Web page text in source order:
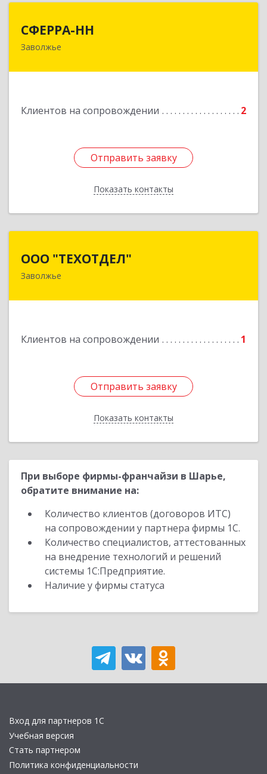
СФЕРРА-НН
Заволжье
Клиентов на сопровождении 2
Отправить заявку
Показать контакты
Отправить заявку
Назад
ООО "ТЕХОТДЕЛ"
Заволжье
Клиентов на сопровождении 1
Отправить заявку
Показать контакты
Отправить заявку
Назад
При выборе фирмы-франчайзи в Шарье,
обратите внимание на:
Количество клиентов (договоров ИТС)
на сопровождении у партнера фирмы 1С.
Количество специалистов, аттестованных
на внедрение технологий и решений
системы 1С:Предприятие.
Наличие у фирмы статуса
Вход для партнеров 1С
Учебная версия
Стать партнером
Политика конфиденциальности